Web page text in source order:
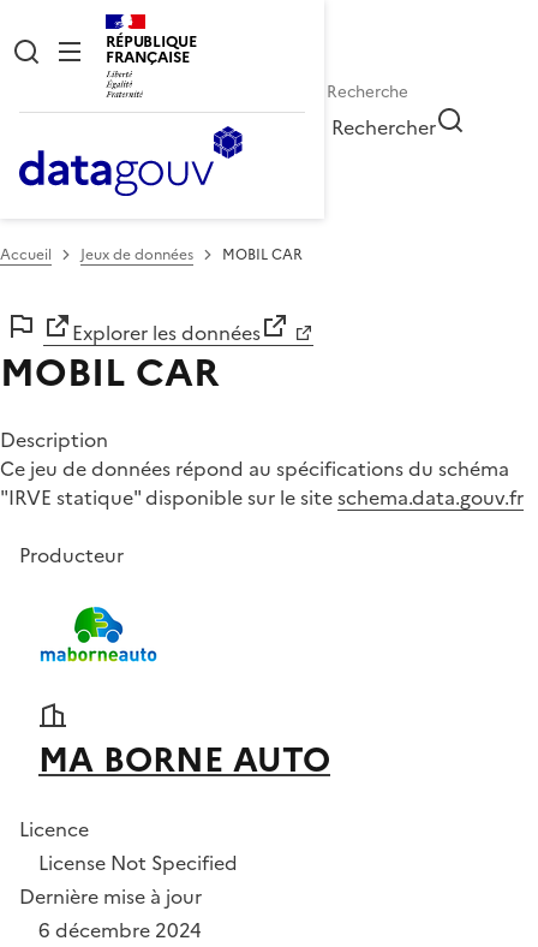
RÉPUBLIQUE
FRANÇAISE
Rechercher
Accueil Jeux de données MOBIL CAR
Explorer les données
MOBIL CAR
Description
Ce jeu de données répond au spécifications du schéma
"IRVE statique" disponible sur le siteschema.data.gouv.fr
Producteur
MA BORNE AUTO
Licence
License Not Specified
Dernière mise à jour
6 décembre 2024